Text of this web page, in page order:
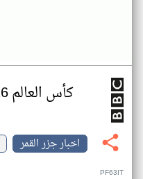
كأس العالم 2026
اخبار جزر القمر
PF63IT